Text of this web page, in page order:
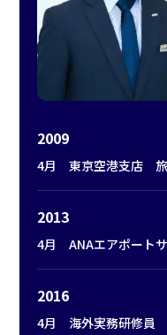
2009
4月 東京空港支店
2013
4月 ANAエアポート
2016
4月 海外実務研修員